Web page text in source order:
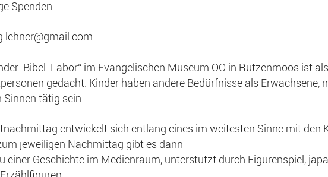
Spenden
Bibel-Labor“ im Evangelischen Museum OÖ in Rutzenmoos ist
gedacht. Kinder haben andere Bedürfnisse als Erwachsene,
tätig sein.
entwickelt sich entlang eines im weitesten Sinne mit den
jeweiligen Nachmittag gibt es dann
einer Geschichte im Medienraum, unterstützt durch Figurenspiel,